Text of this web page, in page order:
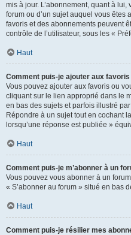
mis à jour. L’abonnement, quant à
forum ou d’un sujet auquel vous
favoris et des abonnements peuvent
contrôle de l’utilisateur, sous les «
Haut
Comment puis-je ajouter aux
Vous pouvez ajouter aux favoris ou
cliquant sur le lien approprié dans le
en bas des sujets et parfois illustré
Répondre à un sujet tout en cochant
lorsqu’une réponse est publiée »
Haut
Comment puis-je m’abonner à un
Vous pouvez vous abonner à un
« S’abonner au forum » situé en bas
Haut
Comment puis-je résilier mes